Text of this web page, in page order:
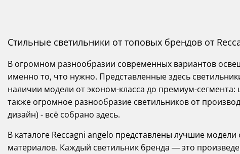
Стильные светильники от топовых брендов от
В огромном разнообразии современных вариантов
именно то, что нужно. Представленные здесь
наличии модели от эконом-класса до премиум-сегмента:
также огромное разнообразие светильников от
дизайн) - всё собрано здесь.
В каталоге Reccagni angelo представлены лучшие
материалов. Каждый светильник бренда — это